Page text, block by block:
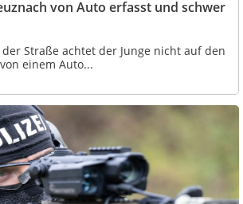
von Auto erfasst und schwer
Straße achtet der Junge nicht auf den
einem Auto...